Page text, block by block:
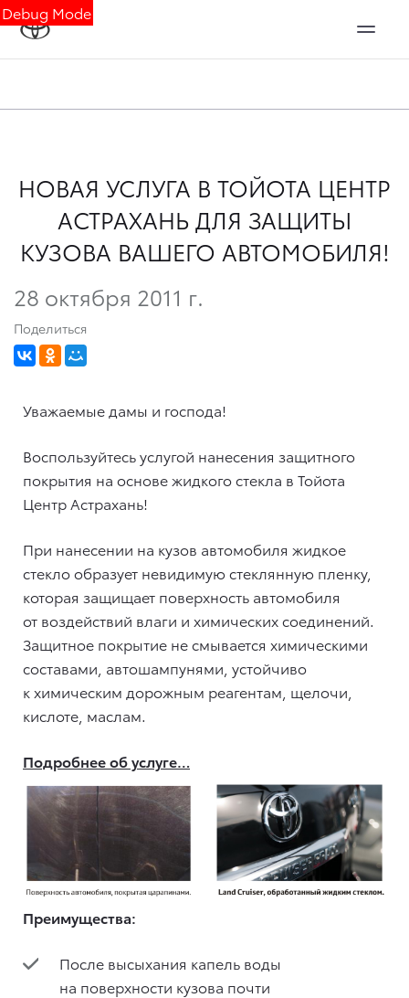
Debug Mode
НОВАЯ УСЛУГА В ТОЙОТА ЦЕНТР
АСТРАХАНЬ ДЛЯ ЗАЩИТЫ
КУЗОВА ВАШЕГО АВТОМОБИЛЯ!
28 октября 2011 г.
Поделиться
Уважаемые дамы и господа!
Воспользуйтесь услугой нанесения защитного
покрытия на основе жидкого стекла в Тойота
Центр Астрахань!
При нанесении на кузов автомобиля жидкое
стекло образует невидимую стеклянную пленку,
которая защищает поверхность автомобиля
от воздействий влаги и химических соединений.
Защитное покрытие не смывается химическими
составами, автошампунями, устойчиво
к химическим дорожным реагентам, щелочи,
кислоте, маслам.
Подробнее об услуге…
Преимущества:
После высыхания капель воды
на поверхности кузова почти